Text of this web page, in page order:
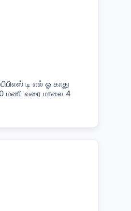
டி எல் ஓ காது
மணி வரை மாலை 4